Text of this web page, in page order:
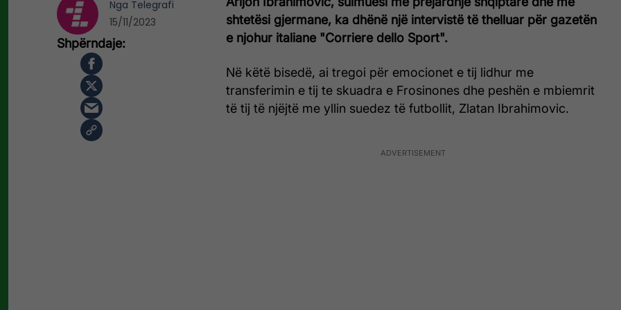
shtetësi gjermane, ka dhënë një intervistë të thelluar për gazetën
e njohur italiane "Corriere dello Sport".
Në këtë bisedë, ai tregoi për emocionet e tij lidhur me
transferimin e tij te skuadra e Frosinones dhe peshën e mbiemrit
të tij të njëjtë me yllin suedez të futbollit, Zlatan Ibrahimovic.
Nga Telegrafi
15/11/2023